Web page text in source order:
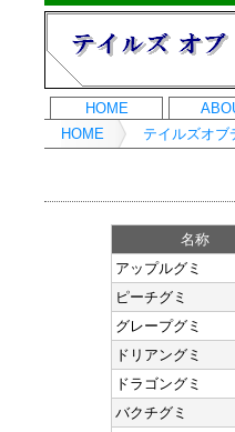
HOME
HOME
テイルズオブ
名称
アップルグミ
ピーチグミ
グレープグミ
ドリアングミ
ドラゴングミ
バクチグミ